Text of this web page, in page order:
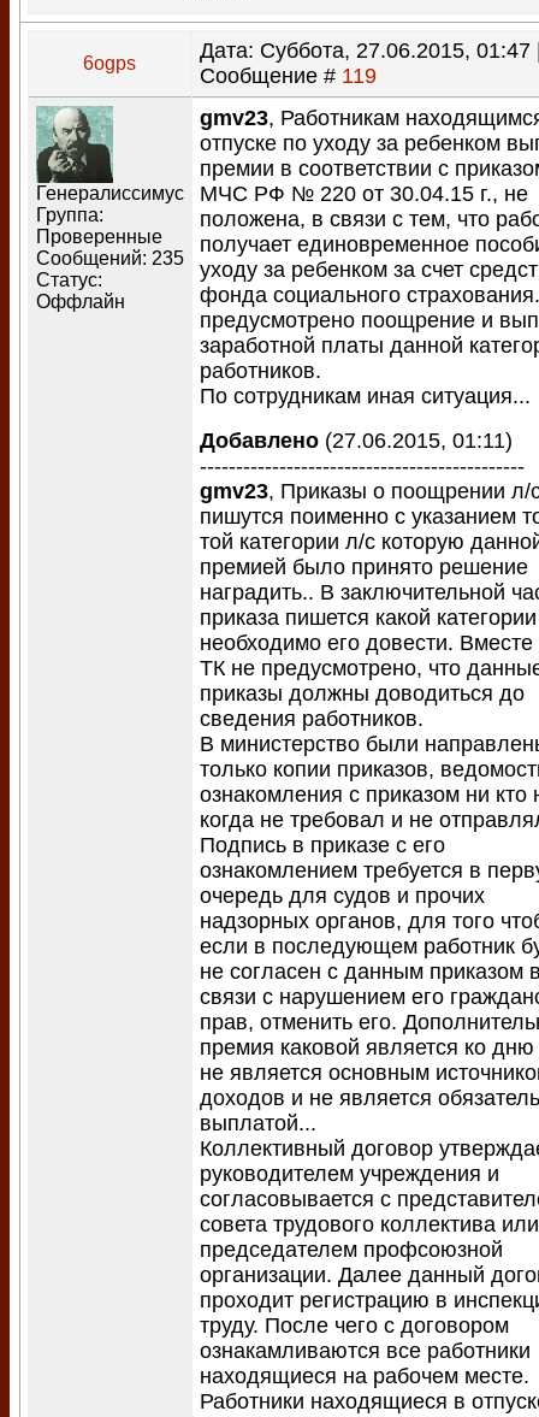
6ogps
Дата: Суббота, 27.06.2015, 01:47
Сообщение # 119
Генералиссимус
Группа:
Проверенные
Сообщений: 235
Статус:
Оффлайн
gmv23, Работникам
отпуске по уходу за ребенком
премии в соответствии с
МЧС РФ № 220 от 30.04.15 г., не
положена, в связи с тем, что
получает единовременное
уходу за ребенком за счет
фонда социального
предусмотрено поощрение и
заработной платы данной
работников.
По сотрудникам иная ситуация...
Добавлено (27.06.2015, 01:11)
---------------------------------------------
gmv23, Приказы о поощрении л/
пишутся поименно с указанием
той категории л/с которую
премией было принято решение
наградить.. В заключительной
приказа пишется какой
необходимо его довести. Вместе
ТК не предусмотрено, что
приказы должны доводиться до
сведения работников.
В министерство были
только копии приказов,
ознакомления с приказом ни кто
когда не требовал и не
Подпись в приказе с его
ознакомлением требуется в
очередь для судов и прочих
надзорных органов, для того
если в последующем работник
не согласен с данным приказом
связи с нарушением его
прав, отменить его.
премия каковой является ко
не является основным
доходов и не является
выплатой...
Коллективный договор
руководителем учреждения и
согласовывается с
совета трудового коллектива или
председателем профсоюзной
организации. Далее данный
проходит регистрацию в
труду. После чего с договором
ознакамливаются все работники
находящиеся на рабочем месте.
Работники находящиеся в